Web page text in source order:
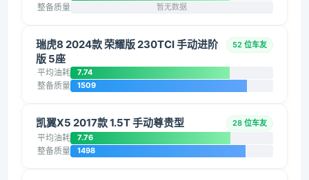
整备质量 暂无数据
瑞虎8 2024款 荣耀版 230TCI 手动进阶
版 5座
52 位车友
平均油耗 7.74
整备质量 1509
凯翼X5 2017款 1.5T 手动尊贵型 28 位车友
平均油耗 7.76
整备质量 1498